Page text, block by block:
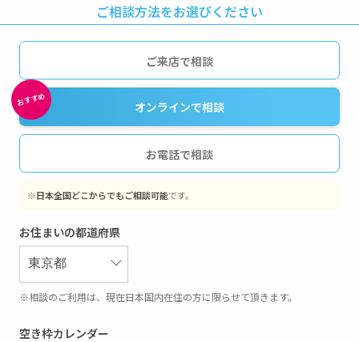
ご相談方法をお選びください
ご来店で相談
オンラインで相談
お電話で相談
※日本全国どこからでもご相談可能です。
お住まいの都道府県
※相談のご利用は、現在日本国内在住の方に限らせて頂きます。
空き枠カレンダー